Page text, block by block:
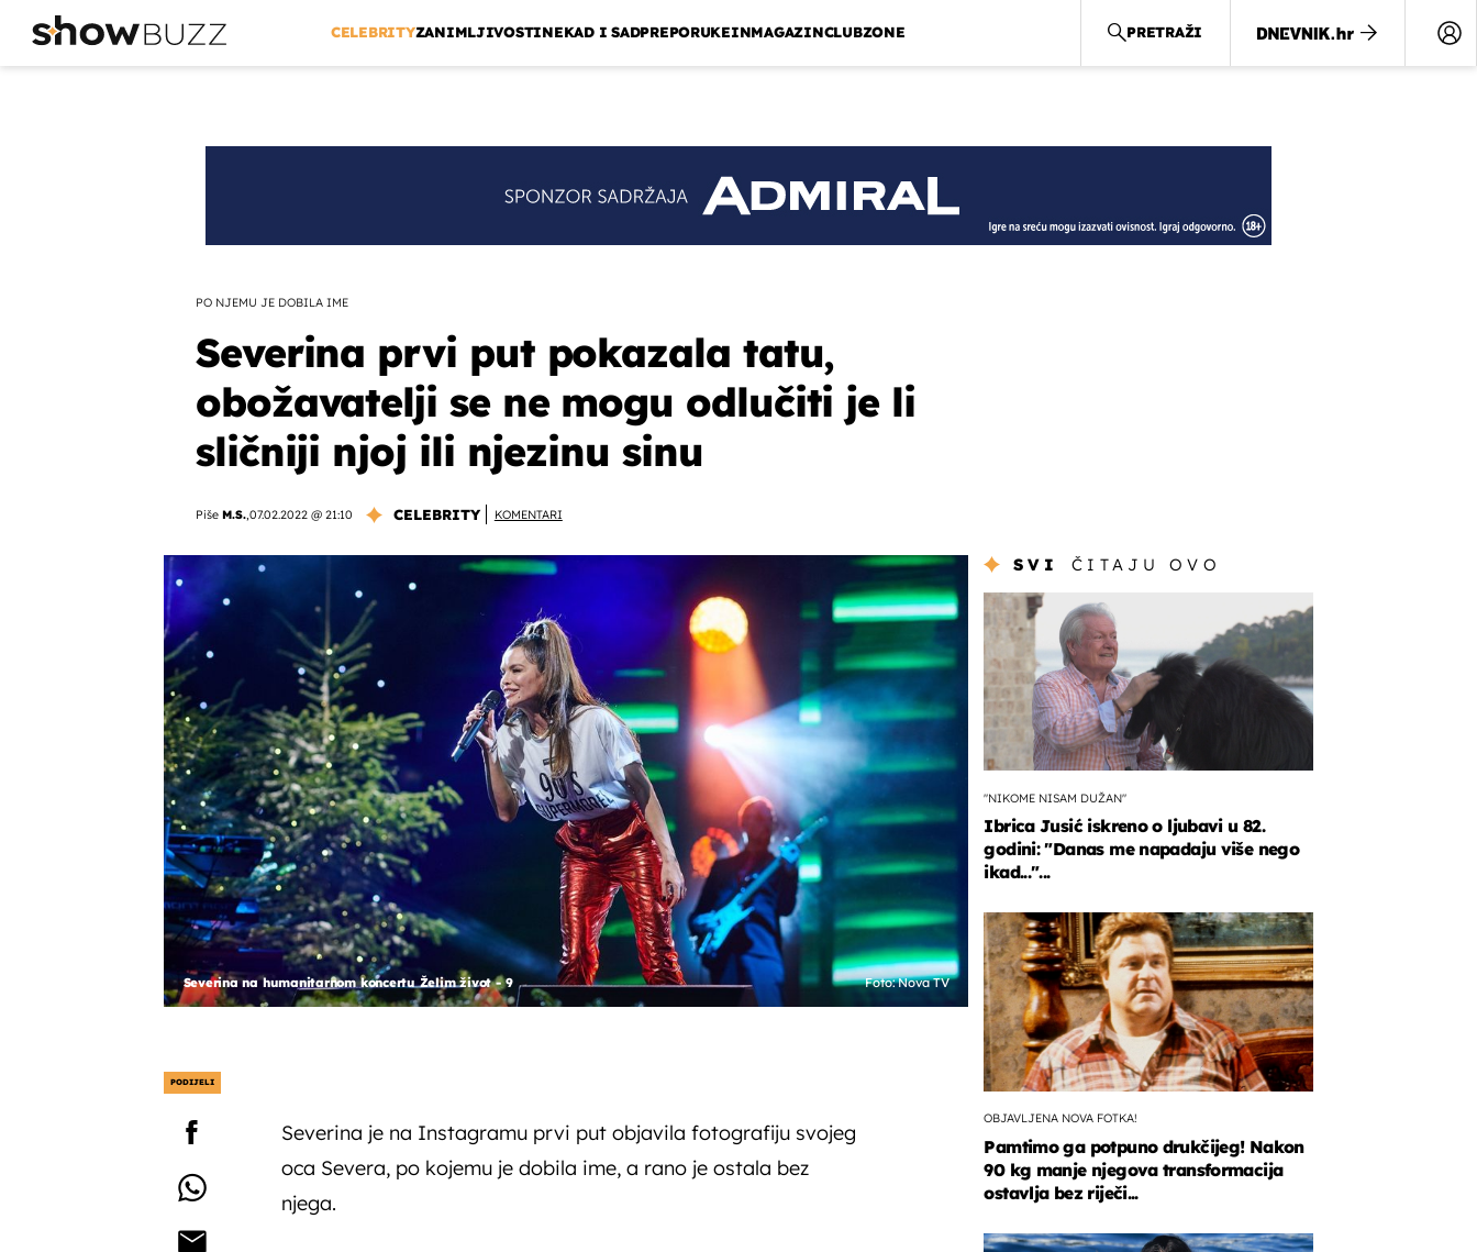
CELEBRITYZANIMLJIVOSTINEKAD I SADPREPORUKEINMAGAZINCLUBZONE PRETRAŽI
PO NJEMU JE DOBILA IME
Severina prvi put pokazala tatu,
obožavatelji se ne mogu odlučiti je li
sličniji njoj ili njezinu sinu
Piše M.S.,07.02.2022 @ 21:10 CELEBRITY KOMENTARI
Severina na humanitarnom koncertu Želim život - 9 Foto: Nova TV
PODIJELI
Severina je na Instagramu prvi put objavila fotografiju svojeg
oca Severa, po kojemu je dobila ime, a rano je ostala bez
njega.
SVI ČITAJU OVO
"NIKOME NISAM DUŽAN"
Ibrica Jusić iskreno o ljubavi u 82.
godini: "Danas me napadaju više nego
ikad..."...
OBJAVLJENA NOVA FOTKA!
Pamtimo ga potpuno drukčijeg! Nakon
90 kg manje njegova transformacija
ostavlja bez riječi...